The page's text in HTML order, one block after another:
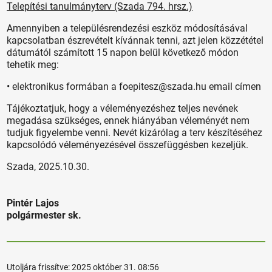
Telepítési tanulmányterv (Szada 794. hrsz.)
Amennyiben a településrendezési eszköz módosításával
kapcsolatban észrevételt kívánnak tenni, azt jelen közzététel
dátumától számított 15 napon belül következő módon
tehetik meg:
• elektronikus formában a foepitesz@szada.hu email címen
Tájékoztatjuk, hogy a véleményezéshez teljes nevének
megadása szükséges, ennek hiányában véleményét nem
tudjuk figyelembe venni. Nevét kizárólag a terv készítéséhez
kapcsolódó véleményezésével összefüggésben kezeljük.
Szada, 2025.10.30.
Pintér Lajos
polgármester sk.
Utoljára frissítve:2025 október 31. 08:56